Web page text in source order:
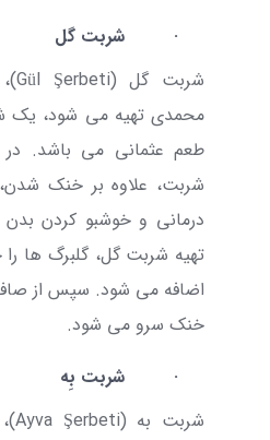
·
شربت گل
شربت گل (Gül Şerbeti)،
محمدی تهیه می شود،
طعم عثمانی می باشد.
شربت، علاوه بر خنک
درمانی و خوشبو کردن
تهیه شربت گل، گلبرگ ها
اضافه می شود. سپس از
خنک سرو می شود.
·
شربت بِه
شربت به (Ayva Şerbeti